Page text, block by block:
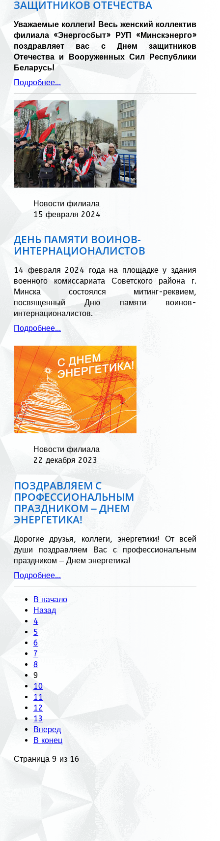
ЗАЩИТНИКОВ ОТЕЧЕСТВА
Уважаемые коллеги! Весь женский коллектив
филиала «Энергосбыт» РУП «Минскэнерго»
поздравляет вас с Днем защитников
Отечества и Вооруженных Сил Республики
Беларусь!
Подробнее...
Новости филиала
15 февраля 2024
ДЕНЬ ПАМЯТИ ВОИНОВ-
ИНТЕРНАЦИОНАЛИСТОВ
14 февраля 2024 года на площадке у здания
военного комиссариата Советского района г.
Минска состоялся митинг-реквием,
посвященный Дню памяти воинов-
интернационалистов.
Подробнее...
Новости филиала
22 декабря 2023
ПОЗДРАВЛЯЕМ С
ПРОФЕССИОНАЛЬНЫМ
ПРАЗДНИКОМ ‒ ДНЕМ
ЭНЕРГЕТИКА!
Дорогие друзья, коллеги, энергетики! От всей
души поздравляем Вас с профессиональным
праздником ‒ Днем энергетика!
Подробнее...
В начало
Назад
4
5
6
7
8
9
10
11
12
13
Вперед
В конец
Страница 9 из 16